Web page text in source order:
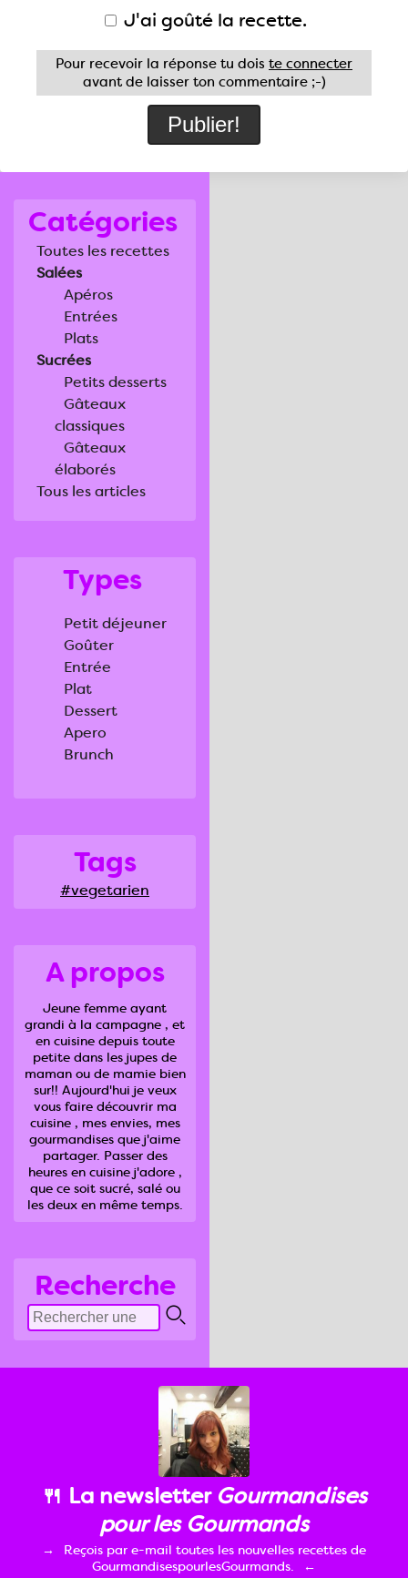
Catégories
Toutes les recettes
Salées
Apéros
Entrées
Plats
Sucrées
Petits desserts
Gâteaux
classiques
Gâteaux
élaborés
Tous les articles
Types
Petit déjeuner
Goûter
Entrée
Plat
Dessert
Apero
Brunch
Tags
#vegetarien
A propos
Jeune femme ayant
grandi à la campagne , et
en cuisine depuis toute
petite dans les jupes de
maman ou de mamie bien
sur!! Aujourd'hui je veux
vous faire découvrir ma
cuisine , mes envies, mes
gourmandises que j'aime
partager. Passer des
heures en cuisine j'adore ,
que ce soit sucré, salé ou
les deux en même temps.
Recherche
J'ai goûté la recette.
Pour recevoir la réponse tu dois te connecter
avant de laisser ton commentaire ;-)
🍴 La newsletter Gourmandises
pour les Gourmands
Reçois par e-mail toutes les nouvelles recettes de
GourmandisespourlesGourmands.